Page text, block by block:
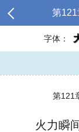
第121
字体：
第121
火力瞬